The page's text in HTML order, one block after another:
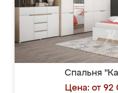
Спальня
Цена: от 92